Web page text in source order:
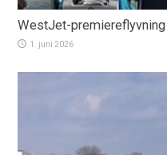
WestJet-
1. juni 2026